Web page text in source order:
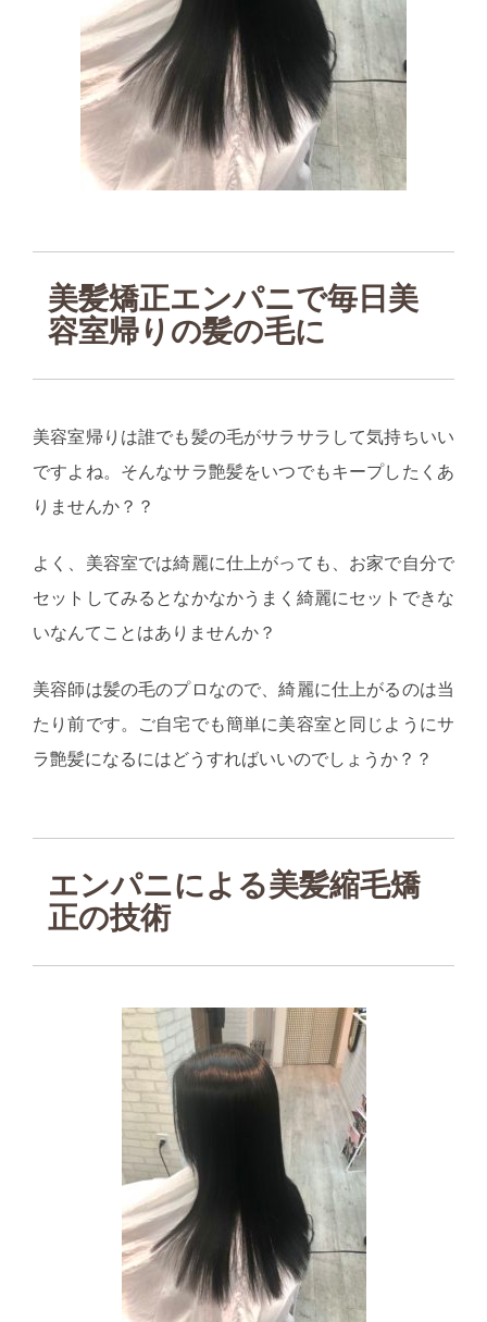
美髪矯正エンパニで毎日美
容室帰りの髪の毛に
美容室帰りは誰でも髪の毛がサラサラして気持ちいい
ですよね。そんなサラ艶髪をいつでもキープしたくあ
りませんか？？
よく、美容室では綺麗に仕上がっても、お家で自分で
セットしてみるとなかなかうまく綺麗にセットできな
いなんてことはありませんか？
美容師は髪の毛のプロなので、綺麗に仕上がるのは当
たり前です。ご自宅でも簡単に美容室と同じようにサ
ラ艶髪になるにはどうすればいいのでしょうか？？
エンパニによる美髪縮毛矯
正の技術